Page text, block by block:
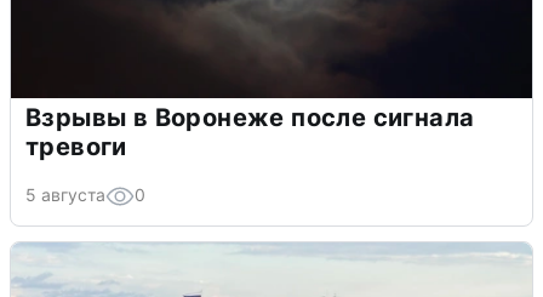
Взрывы в Воронеже после сигнала
тревоги
5 августа 0